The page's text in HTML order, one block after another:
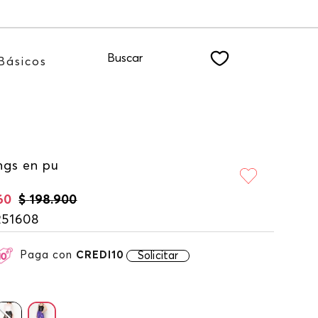
Básicos Buscar
en pu
$ 198.900
Paga con CREDI10 Solicitar